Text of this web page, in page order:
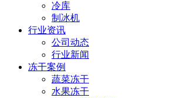
冷库
制冰机
行业资讯
公司动态
行业新闻
冻干案例
蔬菜冻干
水果冻干